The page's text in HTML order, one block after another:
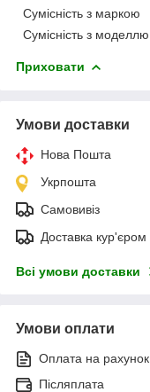
Сумісність з маркою
Сумісність з моделлю
Приховати
Умови доставки
Нова Пошта
Укрпошта
Самовивіз
Доставка кур'єром
Всі умови доставки
Умови оплати
Оплата на рахунок
Післяплата